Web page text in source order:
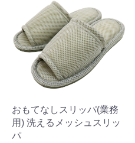
おもてなしスリッパ(業務
用) 洗えるメッシュスリッ
パ